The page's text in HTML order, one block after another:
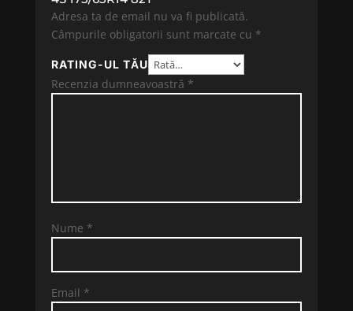
Adresa ta de email nu va fi publicată.
Câmpurile obligatorii sunt marcate cu *
RATING-UL TĂU
Recenzia dumneavoastră *
Nume *
Email *